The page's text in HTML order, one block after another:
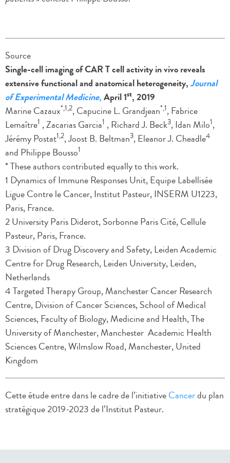
Source
Single-cell imaging of CAR T cell activity in vivo reveals
extensive functional and anatomical heterogeneity,Journal
of Experimental Medicine,April 1st, 2019
Marine Cazaux*,1,2, Capucine L. Grandjean*,1, Fabrice
Lemaître1 , Zacarias Garcia1 , Richard J. Beck3, Idan Milo1,
Jérémy Postat1,2, Joost B. Beltman3, Eleanor J. Cheadle4
and Philippe Bousso1
* These authors contributed equally to this work.
1 Dynamics of Immune Responses Unit, Equipe Labellisée
Ligue Contre le Cancer, Institut Pasteur, INSERM U1223,
Paris, France.
2 University Paris Diderot, Sorbonne Paris Cité, Cellule
Pasteur, Paris, France.
3 Division of Drug Discovery and Safety, Leiden Academic
Centre for Drug Research, Leiden University, Leiden,
Netherlands
4 Targeted Therapy Group, Manchester Cancer Research
Centre, Division of Cancer Sciences, School of Medical
Sciences, Faculty of Biology, Medicine and Health, The
University of Manchester, Manchester Academic Health
Sciences Centre, Wilmslow Road, Manchester, United
Kingdom
Cette étude entre dans le cadre de l’initiativeCancerdu plan
stratégique 2019-2023 de l’Institut Pasteur.